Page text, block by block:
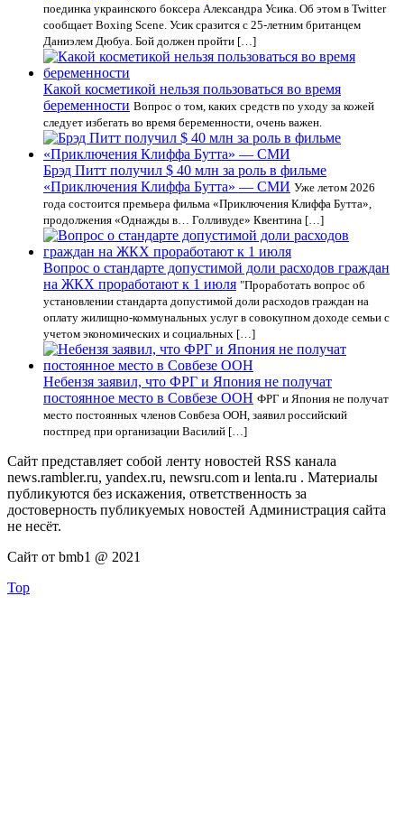
поединка украинского боксера Александра Усика. Об этом в Twitter
сообщает Boxing Scene. Усик сразится с 25-летним британцем
Даниэлем Дюбуа. Бой должен пройти […]
Какой косметикой нельзя пользоваться во время
беременности Вопрос о том, каких средств по уходу за кожей
следует избегать во время беременности, очень важен.
Брэд Питт получил $ 40 млн за роль в фильме
«Приключения Клиффа Бутта» — СМИ Уже летом 2026
года состоится премьера фильма «Приключения Клиффа Бутта»,
продолжения «Однажды в… Голливуде» Квентина […]
Вопрос о стандарте допустимой доли расходов граждан
на ЖКХ проработают к 1 июля "Проработать вопрос об
установлении стандарта допустимой доли расходов граждан на
оплату жилищно-коммунальных услуг в совокупном доходе семьи с
учетом экономических и социальных […]
Небензя заявил, что ФРГ и Япония не получат
постоянное место в Совбезе ООН ФРГ и Япония не получат
место постоянных членов Совбеза ООН, заявил российский
постпред при организации Василий […]
Сайт представляет собой ленту новостей RSS канала
news.rambler.ru, yandex.ru, newsru.com и lenta.ru . Материалы
публикуются без искажения, ответственность за
достоверность публикуемых новостей Администрация сайта
не несёт.
Сайт от bmb1 @ 2021
Top